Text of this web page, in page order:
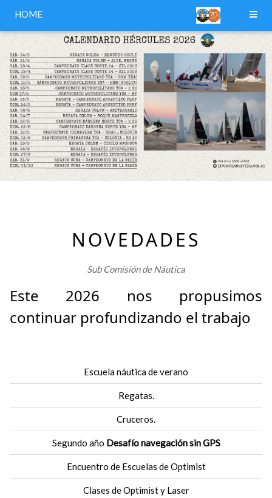
HOME
NOVEDADES
Sub Comisión de Náutica
Este 2026 nos propusimos
continuar profundizando el trabajo
Escuela náutica de verano
Regatas.
Cruceros.
Segundo año Desafío navegación sin GPS
Encuentro de Escuelas de Optimist
Clases de Optimist y Laser